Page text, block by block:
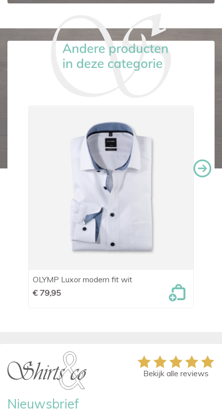
OLYMP Luxor modern fit wit
€ 79,95
Nieuwsbrief
Bekijk alle reviews